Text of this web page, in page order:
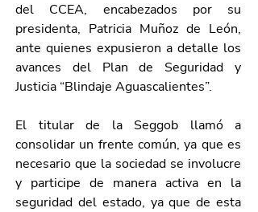
del CCEA, encabezados por su
presidenta, Patricia Muñoz de León,
ante quienes expusieron a detalle los
avances del Plan de Seguridad y
Justicia “Blindaje Aguascalientes”.
El titular de la Seggob llamó a
consolidar un frente común, ya que es
necesario que la sociedad se involucre
y participe de manera activa en la
seguridad del estado, ya que de esta